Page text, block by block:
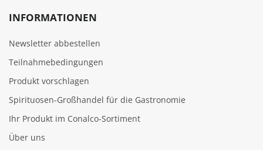
INFORMATIONEN
Newsletter abbestellen
Teilnahmebedingungen
Produkt vorschlagen
Spirituosen-Großhandel für die Gastronomie
Ihr Produkt im Conalco-Sortiment
Über uns